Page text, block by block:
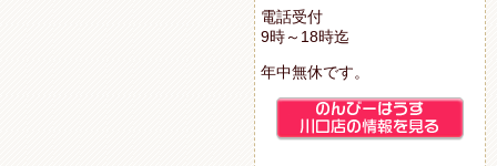
電話受付
9時～18時迄
年中無休です。